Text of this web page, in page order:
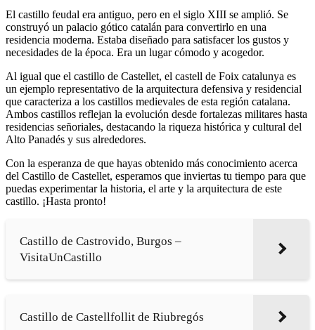
El castillo feudal era antiguo, pero en el siglo XIII se amplió. Se
construyó un palacio gótico catalán para convertirlo en una
residencia moderna. Estaba diseñado para satisfacer los gustos y
necesidades de la época. Era un lugar cómodo y acogedor.
Al igual que el castillo de Castellet, el castell de Foix catalunya es
un ejemplo representativo de la arquitectura defensiva y residencial
que caracteriza a los castillos medievales de esta región catalana.
Ambos castillos reflejan la evolución desde fortalezas militares hasta
residencias señoriales, destacando la riqueza histórica y cultural del
Alto Panadés y sus alrededores.
Con la esperanza de que hayas obtenido más conocimiento acerca
del Castillo de Castellet, esperamos que inviertas tu tiempo para que
puedas experimentar la historia, el arte y la arquitectura de este
castillo. ¡Hasta pronto!
Castillo de Castrovido, Burgos –
VisitaUnCastillo
Castillo de Castellfollit de Riubregós